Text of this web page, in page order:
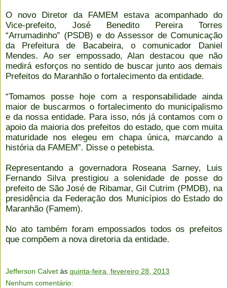
O novo Diretor da FAMEM estava acompanhado do
Vice-prefeito, José Benedito Pereira Torres
“Arrumadinho” (PSDB) e do Assessor de Comunicação
da Prefeitura de Bacabeira, o comunicador Daniel
Mendes. Ao ser empossado, Alan destacou que não
medirá esforços no sentido de buscar junto aos demais
Prefeitos do Maranhão o fortalecimento da entidade.
“Tomamos posse hoje com a responsabilidade ainda
maior de buscarmos o fortalecimento do municipalismo
e da nossa entidade. Para isso, nós já contamos com o
apoio da maioria dos prefeitos do estado, que com muita
maturidade nos elegeu em chapa única, marcando a
história da FAMEM”. Disse o petebista.
Representando a governadora Roseana Sarney, Luis
Fernando Silva prestigiou a solenidade de posse do
prefeito de São José de Ribamar, Gil Cutrim (PMDB), na
presidência da Federação dos Municípios do Estado do
Maranhão (Famem).
No ato também foram empossados todos os prefeitos
que compõem a nova diretoria da entidade.
Jefferson Calvet às quinta-feira, fevereiro 28, 2013
Nenhum comentário: